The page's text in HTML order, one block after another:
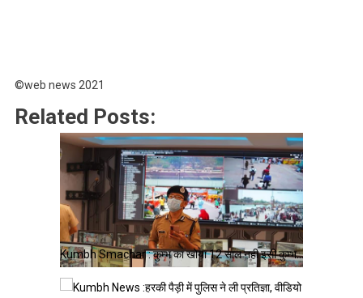
©web news 2021
Related Posts:
Kumbh Smachar : कुम्भ का खोया 12 साल नही इसी कुम्भ…